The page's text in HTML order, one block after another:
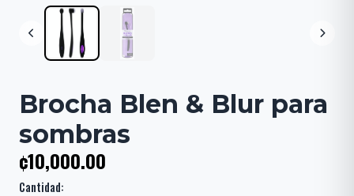
Brocha Blen & Blur para
sombras
¢10,000.00
Cantidad: